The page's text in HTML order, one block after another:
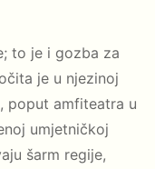
to je i gozba za
je u njezinoj
poput amfiteatra u
umjetničkoj
šarm regije,